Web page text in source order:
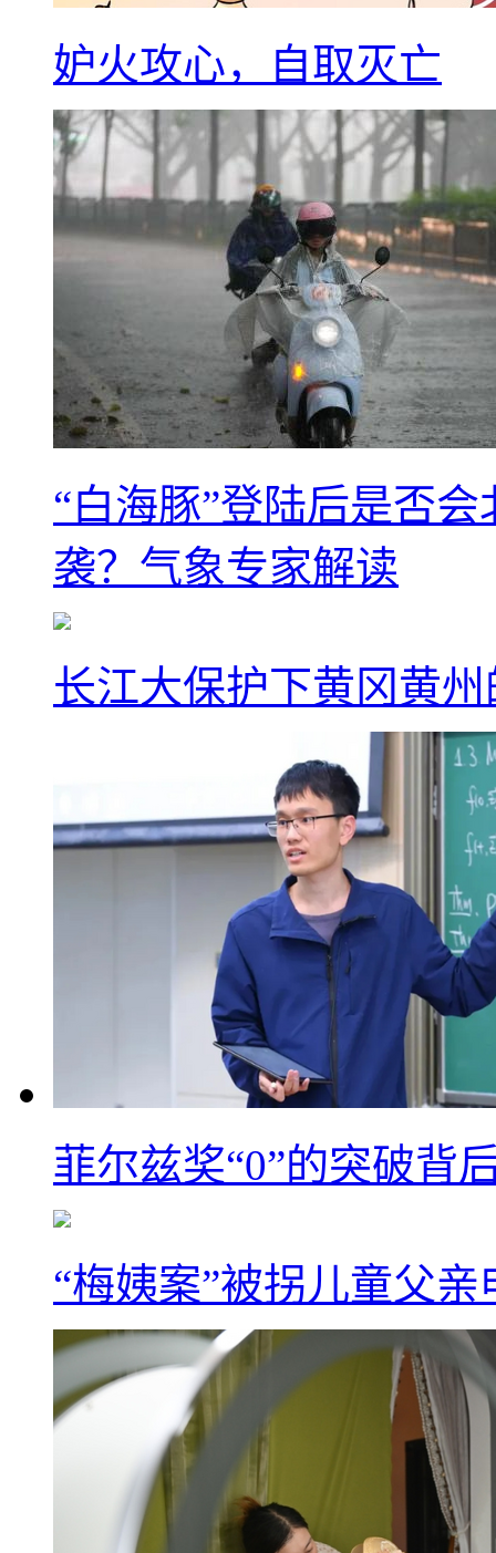
妒火攻心，自取灭亡
“白海豚”登陆后是否
袭？气象专家解读
长江大保护下黄冈黄
菲尔兹奖“0”的突破背
“梅姨案”被拐儿童父